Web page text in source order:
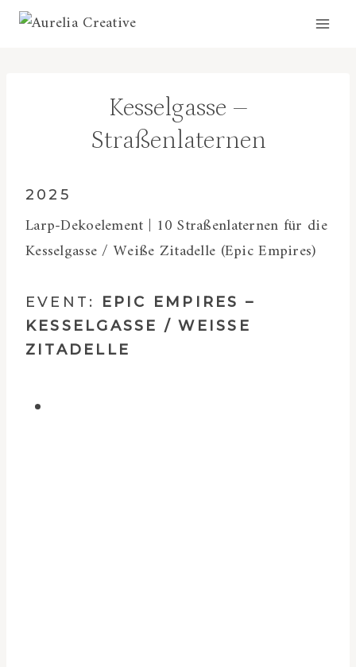
Zum
Kesselgasse –
Straßenlaternen
2025
Larp-Dekoelement | 10 Straßenlaternen für die
Kesselgasse / Weiße Zitadelle (Epic Empires)
EVENT:
EPIC EMPIRES –
KESSELGASSE / WEISSE Z
ITADELLE